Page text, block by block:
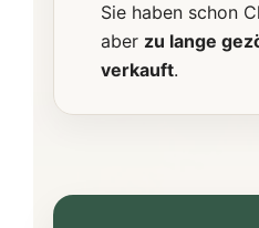
Sie haben schon
aber zu lange
verkauft.